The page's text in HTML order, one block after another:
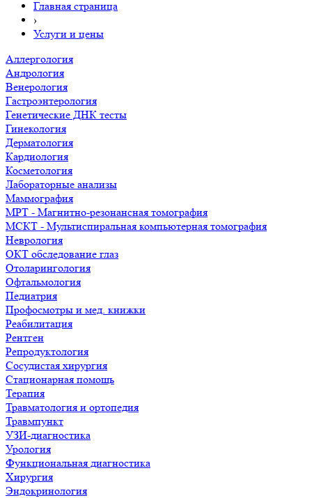
Главная страница
›
Услуги и цены
Аллергология
Андрология
Венерология
Гастроэнтерология
Генетические ДНК тесты
Гинекология
Дерматология
Кардиология
Косметология
Лабораторные анализы
Маммография
МРТ - Магнитно-резонансная томография
МСКТ - Мультиспиральная компьютерная томография
Неврология
ОКТ обследование глаз
Отоларингология
Офтальмология
Педиатрия
Профосмотры и мед. книжки
Реабилитация
Рентген
Репродуктология
Сосудистая хирургия
Стационарная помощь
Терапия
Травматология и ортопедия
Травмпункт
УЗИ-диагностика
Урология
Функциональная диагностика
Хирургия
Эндокринология